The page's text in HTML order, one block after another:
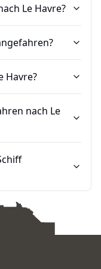
Le Havre?
Havre?
nach Le